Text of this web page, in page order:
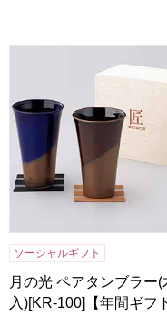
ソーシャルギフト
月の光 ペアタンブラー(
入)[KR-100]【年間ギフ